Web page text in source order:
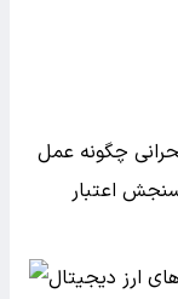
چگونه عمل
اعتبار